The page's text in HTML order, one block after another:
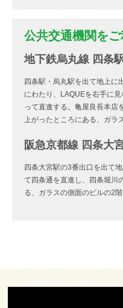
公共交通機関を
地下鉄烏丸線 四条
四条駅・烏丸駅を出て地上に
にわたり、LAQUEを右手に
って直進する。亀屋良長本店
上がったところにある、ガラ
阪急京都線 四条大
四条大宮駅の3番出口を出て
て四条通を直進し、四条堀川
る、ガラスの側面のビルの2階